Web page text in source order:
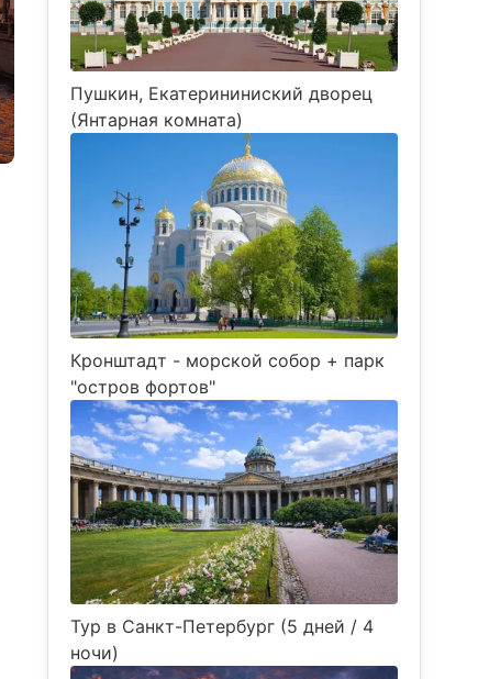
Пушкин, Екатерининиский дворец
(Янтарная комната)
Кронштадт - морской собор + парк
"остров фортов"
Тур в Санкт-Петербург (5 дней / 4
ночи)